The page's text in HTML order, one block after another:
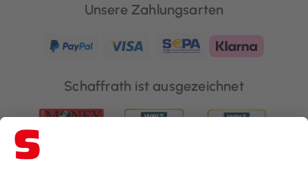
Unsere Zahlungsarten
Schaffrath ist ausgezeichnet